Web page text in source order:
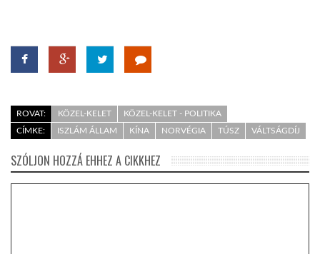
ROVAT: KÖZEL-KELET
KÖZEL-KELET - POLITIKA
CÍMKE:
ISZLÁM ÁLLAM KÍNA NORVÉGIA TÚSZ VÁLTSÁGDÍJ
SZÓLJON HOZZÁ EHHEZ A CIKKHEZ